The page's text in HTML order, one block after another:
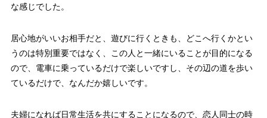
な感じでした。
居心地がいいお相手だと、遊びに行くときも、どこへ行くかとい
うのは特別重要ではなく、この人と一緒にいることが目的になる
ので、電車に乗っているだけで楽しいですし、その辺の道を歩い
ているだけで、なんだか嬉しいです。
夫婦になれば日常生活を共にすることになるので、恋人同士の時